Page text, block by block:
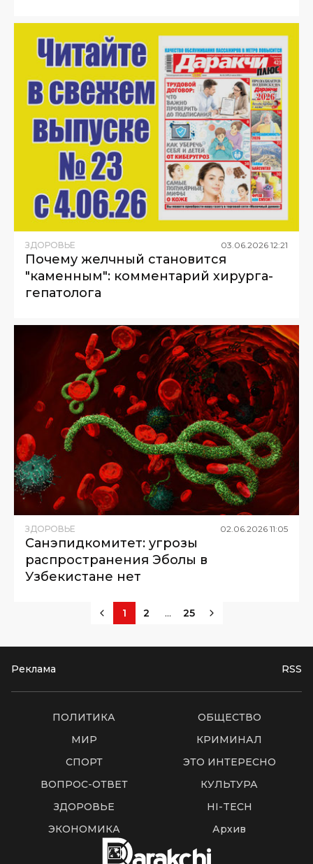
ЗДОРОВЬЕ 03.06.2026 12:21
Почему желчный становится
"каменным": комментарий хирурга-
гепатолога
ЗДОРОВЬЕ 02 06 2026 11:05
Санэпидкомитет: угрозы
распространения Эболы в
Узбекистане нет
1 2 ... 25
Реклама RSS
ПОЛИТИКА
ОБЩЕСТВО
МИР
КРИМИНАЛ
СПОРТ
ЭТО ИНТЕРЕСНО
ВОПРОС-ОТВЕТ
КУЛЬТУРА
ЗДОРОВЬЕ
HI-TECH
ЭКОНОМИКА
Архив